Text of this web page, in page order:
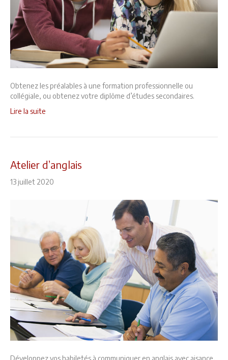
Obtenez les préalables à une formation professionnelle ou
collégiale, ou obtenez votre diplôme d’études secondaires.
Lire la suite
Atelier d’anglais
13 juillet 2020